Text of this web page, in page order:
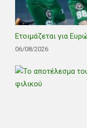
Ετοιμάζεται για
06/08/2026